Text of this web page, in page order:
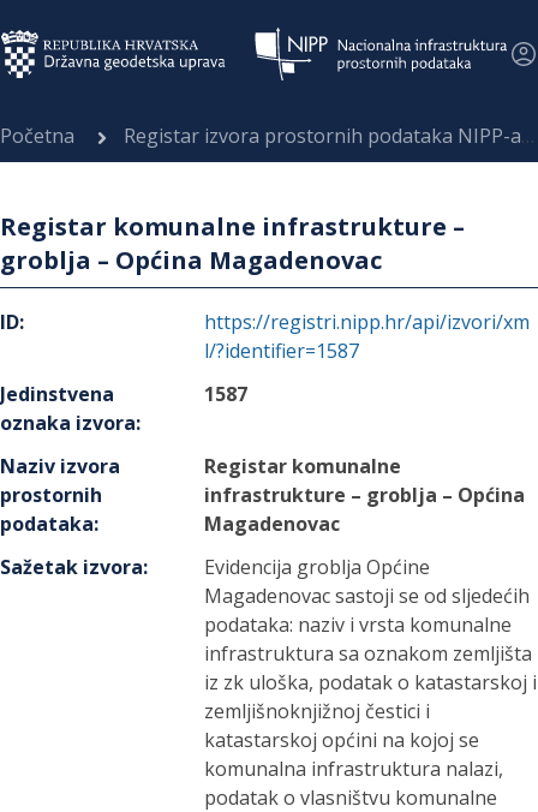
Početna Registar izvora prostornih podataka NIPP-a
Registar komunalne infrastrukture –
groblja – Općina Magadenovac
ID:
https://registri.nipp.hr/api/izvori/xm
l/?identifier=1587
Jedinstvena
oznaka izvora:
1587
Naziv izvora
prostornih
podataka:
Registar komunalne
infrastrukture – groblja – Općina
Magadenovac
Sažetak izvora:
Evidencija groblja Općine
Magadenovac sastoji se od sljedećih
podataka: naziv i vrsta komunalne
infrastruktura sa oznakom zemljišta
iz zk uloška, podatak o katastarskoj i
zemljišnoknjižnoj čestici i
katastarskoj općini na kojoj se
komunalna infrastruktura nalazi,
podatak o vlasništvu komunalne